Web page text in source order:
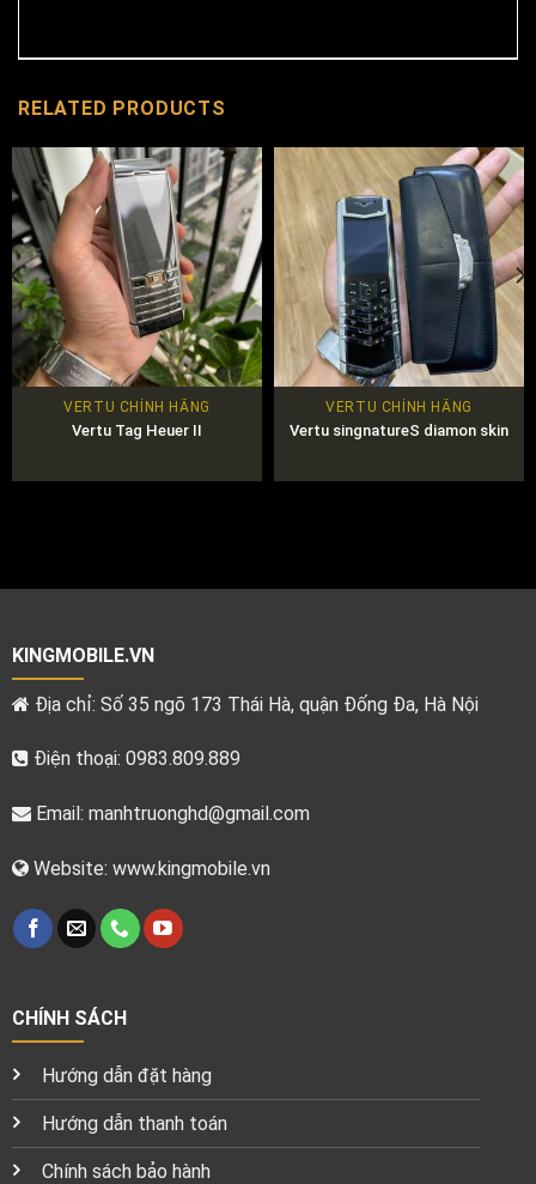
RELATED PRODUCTS
VERTU CHÍNH HÃNG
Vertu Tag Heuer II
VERTU CHÍNH HÃNG
Vertu singnatureS diamon skin
KINGMOBILE.VN
Địa chỉ: Số 35 ngõ 173 Thái Hà, quận Đống Đa, Hà Nội
Điện thoại: 0983.809.889
Email: manhtruonghd@gmail.com
Website: www.kingmobile.vn
CHÍNH SÁCH
Hướng dẫn đặt hàng
Hướng dẫn thanh toán
Chính sách bảo hành